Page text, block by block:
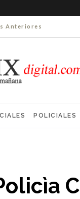
Anteriores
POLICIALES